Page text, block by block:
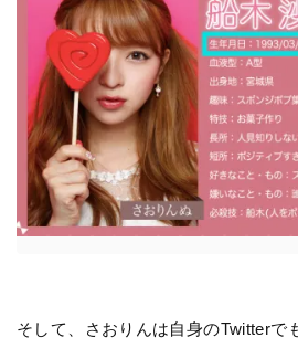
そして、さおりんは自身のTwitterで